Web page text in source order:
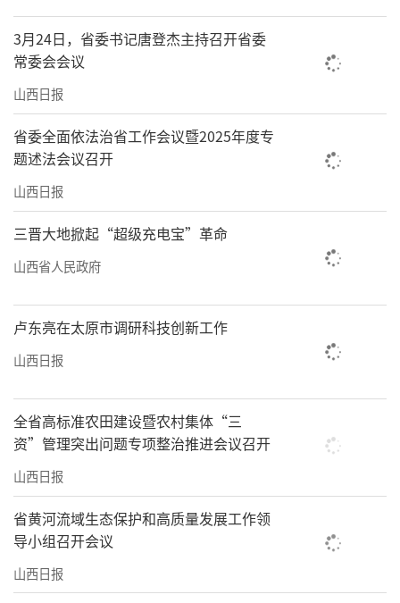
物质文化遗产博览会，让更多人亲近非遗、爱
上非遗。
在省委宣传部的统筹安排和指导下，省文
旅厅协助完成央视《非遗里的中国》山西篇拍
摄工作，重点选择具有黄河农耕文化特色的25
个非遗项目，组织协调全省非遗队伍300余人参
加拍摄。2023年6月3日，节目在CCTV-1综合频
道播出，璀璨的非遗项目深受全国人民喜爱。
高平潞绸：千年名绸再绽华彩
不久前，太湖世界文化论坛对外公布：该
论坛携手中国传统非物质文化遗产——山西晋城
高平潞绸，与巴黎名媛舞会正式签约冠名。时
值中法建交60周年暨中法文化旅游年之际，高
平潞绸以冠名身份率先登陆世界顶尖级名媛舞
会——巴黎名媛舞会“中国文化之舞”系列活
动，成为推广中国文化的“领舞者”，一时间
惊艳世界。
与其说这是潞绸的高光时刻，不如说这是
它的荣光重现。早在隋唐时期，潞绸便已是名
3月24日，省委书记唐登杰主持召开省委
常委会会议
山西日报
省委全面依法治省工作会议暨2025年度专
题述法会议召开
山西日报
三晋大地掀起“超级充电宝”革命
山西省人民政府
卢东亮在太原市调研科技创新工作
山西日报
全省高标准农田建设暨农村集体“三
资”管理突出问题专项整治推进会议召开
山西日报
省黄河流域生态保护和高质量发展工作领
导小组召开会议
山西日报